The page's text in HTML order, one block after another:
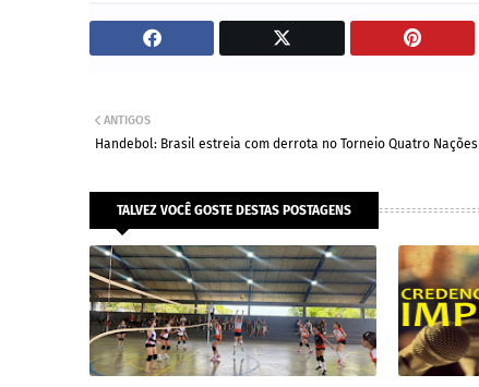
ANTIGOS
Handebol: Brasil estreia com derrota no Torneio Quatro Nações
TALVEZ VOCÊ GOSTE DESTAS POSTAGENS